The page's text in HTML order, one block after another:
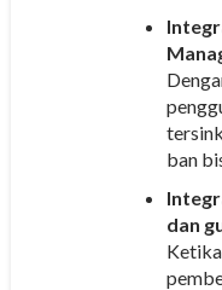
ban
dan